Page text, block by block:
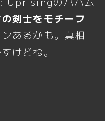
剣士をモチーフ
あるかも。真相
けどね。